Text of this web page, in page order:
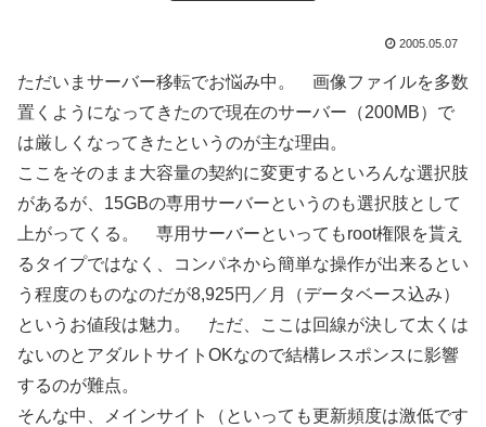
2005.05.07
ただいまサーバー移転でお悩み中。 画像ファイルを多数
置くようになってきたので現在のサーバー（200MB）で
は厳しくなってきたというのが主な理由。
ここをそのまま大容量の契約に変更するといろんな選択肢
があるが、15GBの専用サーバーというのも選択肢として
上がってくる。 専用サーバーといってもroot権限を貰え
るタイプではなく、コンパネから簡単な操作が出来るとい
う程度のものなのだが8,925円／月（データベース込み）
というお値段は魅力。 ただ、ここは回線が決して太くは
ないのとアダルトサイトOKなので結構レスポンスに影響
するのが難点。
そんな中、メインサイト（といっても更新頻度は激低です